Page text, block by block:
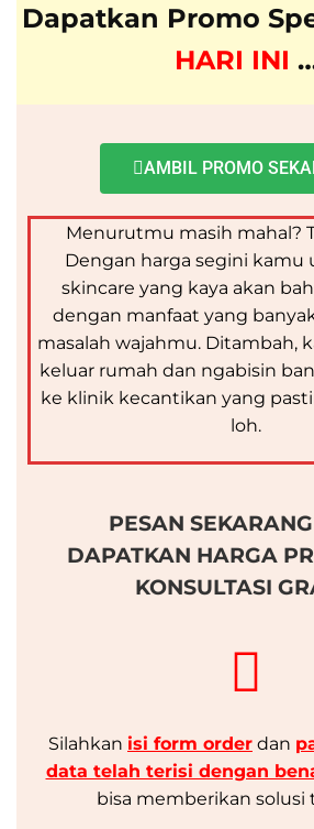
Dapatkan Promo
HARI INI
AMBIL PROMO
Menurutmu masih mahal?
Dengan harga segini kamu
skincare yang kaya akan
dengan manfaat yang
masalah wajahmu. Ditambah,
keluar rumah dan ngabisin
ke klinik kecantikan yang
loh.
PESAN
DAPATKAN HARGA
KONSULTASI
Silahkan isi form order dan
data telah terisi dengan
bisa memberikan solusi